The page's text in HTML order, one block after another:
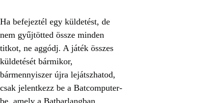
Ha befejeztél egy küldetést, de
nem gyűjtötted össze minden
titkot, ne aggódj. A játék összes
küldetését bármikor,
bármennyiszer újra lejátszhatod,
csak jelentkezz be a Batcomputer-
be, amely a Batbarlangban